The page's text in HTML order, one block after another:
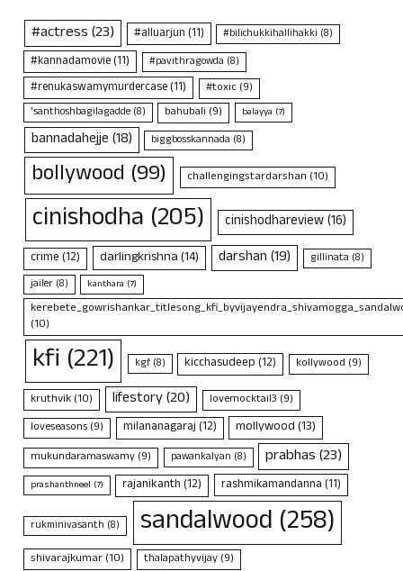
#actress(23) #alluarjun(11) #bilichukkihallihakki (8)
#kannadamovie(11) #pavithragowda (8)
#renukaswamymurdercase(11) #toxic(9)
'santhoshbagilagadde (8) bahubali (9) balayya (7)
bannadahejje(18) biggbosskannada (8)
bollywood (99) challengingstardarshan (10)
cinishodha (205) cinishodhareview(16)
crime(12) darlingkrishna(14) darshan(19) gillinata (8)
jailer (8) kanthara (7)
(10)
kfi (221) kgf(8) kicchasudeep(12) kollywood (9)
kruthvik(10) lifestory(20) lovemocktail3 (9)
loveseasons (9) milananagaraj(12) mollywood(13)
mukundaramaswamy (9) pawankalyan (8) prabhas(23)
prashanthneel (7) rajanikanth(12) rashmikamandanna(11)
rukminivasanth (8) sandalwood (258)
shivarajkumar(10) thalapathyvijay(9)